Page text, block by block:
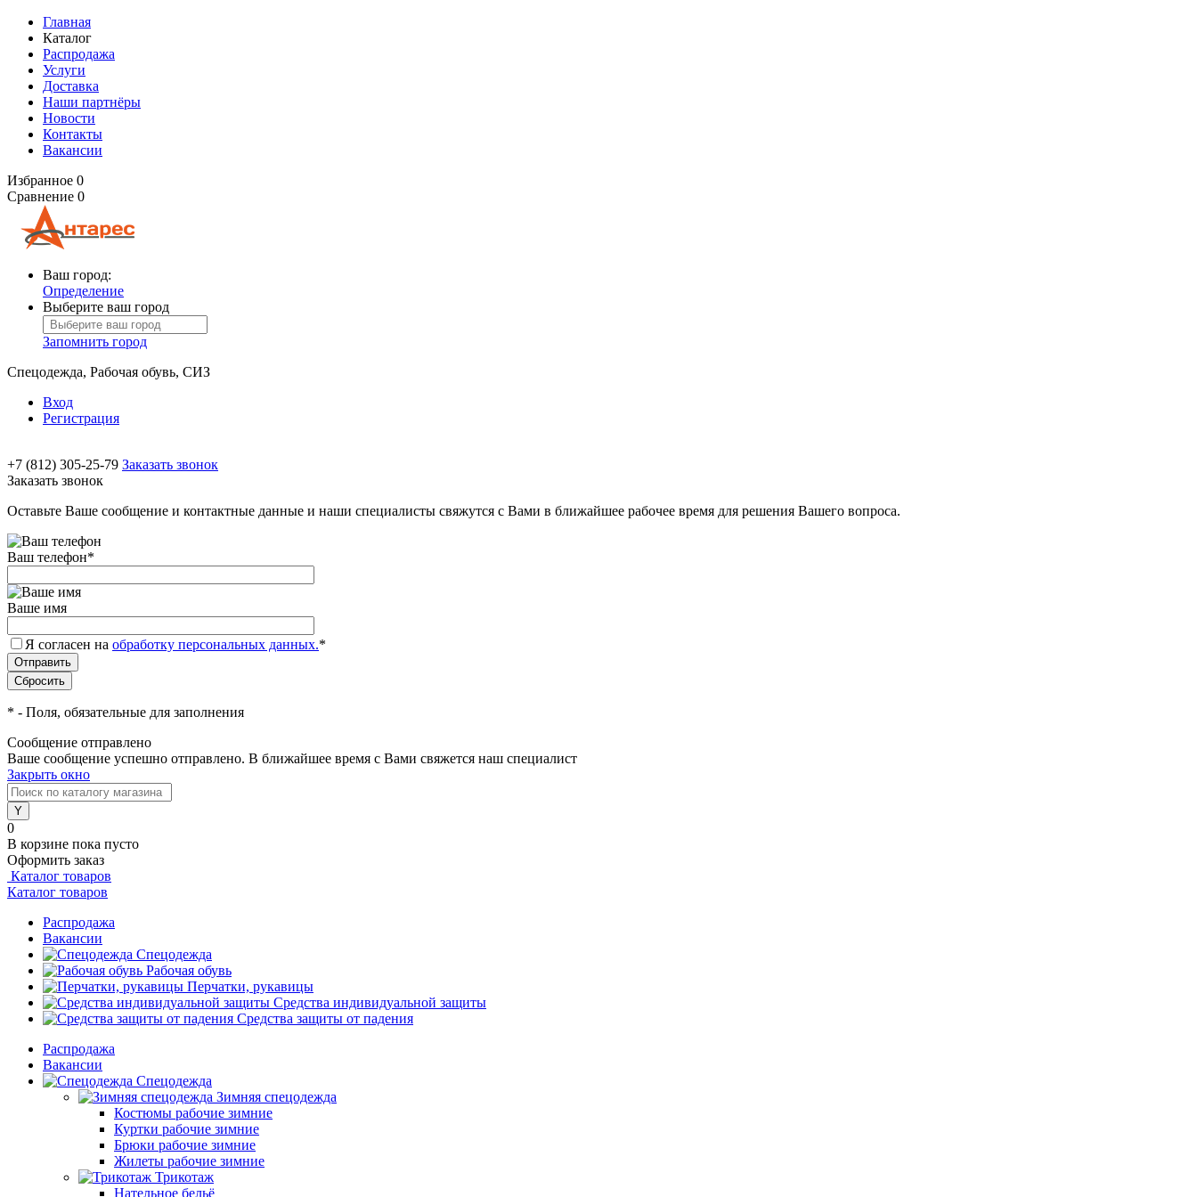
Главная
Каталог
Распродажа
Услуги
Доставка
Наши партнёры
Новости
Контакты
Вакансии
Избранное 0
Сравнение 0
Ваш город:
Определение
Выберите ваш город
Запомнить город
Спецодежда, Рабочая обувь, СИЗ
Вход
Регистрация
+7 (812) 305-25-79 Заказать звонок
Заказать звонок
Оставьте Ваше сообщение и контактные данные и наши специалисты свяжутся с Вами в ближайшее рабочее время для решения Вашего вопроса.
Ваш телефон*
Ваше имя
Я согласен на обработку персональных данных.*
* - Поля, обязательные для заполнения
Сообщение отправлено
Ваше сообщение успешно отправлено. В ближайшее время с Вами свяжется наш специалист
Закрыть окно
0
В корзине пока пусто
Оформить заказ
Каталог товаров
Каталог товаров
Распродажа
Вакансии
Спецодежда
Рабочая обувь
Перчатки, рукавицы
Средства индивидуальной защиты
Средства защиты от падения
Распродажа
Вакансии
Спецодежда
Зимняя спецодежда
Костюмы рабочие зимние
Куртки рабочие зимние
Брюки рабочие зимние
Жилеты рабочие зимние
Трикотаж
Нательное бельё